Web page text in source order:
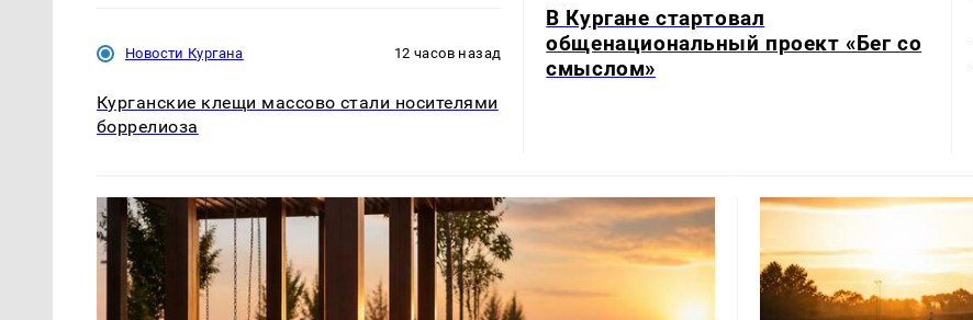
Новости Кургана 12 часов назад
Курганские клещи массово стали носителями
боррелиоза
В Кургане стартовал
общенациональный проект «Бег со
смыслом»